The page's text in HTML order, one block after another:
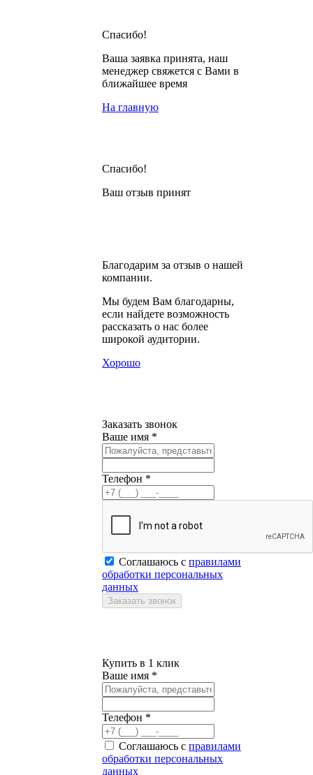
Спасибо!
Ваша заявка принята, наш
менеджер свяжется с Вами в
ближайшее время
На главную
Спасибо!
Ваш отзыв принят
Благодарим за отзыв о нашей
компании.
Мы будем Вам благодарны,
если найдете возможность
рассказать о нас более
широкой аудитории.
Хорошо
Заказать звонок
Ваше имя *
Телефон *
Соглашаюсь с правилами
обработки персональных
данных
Купить в 1 клик
Ваше имя *
Телефон *
Соглашаюсь с правилами
обработки персональных
данных